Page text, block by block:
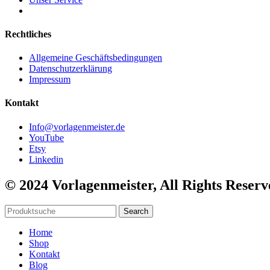
Rechtliches
Allgemeine Geschäftsbedingungen
Datenschutzerklärung
Impressum
Kontakt
Info@vorlagenmeister.de
YouTube
Etsy
Linkedin
© 2024 Vorlagenmeister, All Rights
Search
Home
Shop
Kontakt
Blog